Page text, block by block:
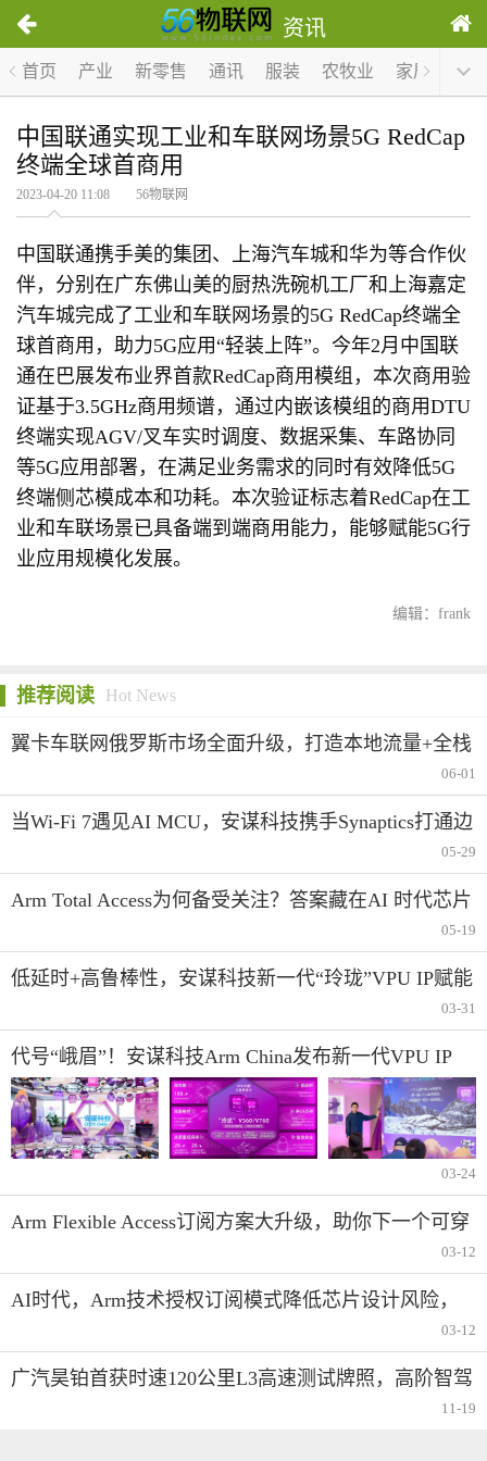
资讯
首页 产业 新零售 通讯 服装 农牧业 家居 医疗
中国联通实现工业和车联网场景5G RedCap
终端全球首商用
2023-04-20 11:08 56物联网
中国联通携手美的集团、上海汽车城和华为等合作伙
伴，分别在广东佛山美的厨热洗碗机工厂和上海嘉定
汽车城完成了工业和车联网场景的5G RedCap终端全
球首商用，助力5G应用“轻装上阵”。今年2月中国联
通在巴展发布业界首款RedCap商用模组，本次商用验
证基于3.5GHz商用频谱，通过内嵌该模组的商用DTU
终端实现AGV/叉车实时调度、数据采集、车路协同
等5G应用部署，在满足业务需求的同时有效降低5G
终端侧芯模成本和功耗。本次验证标志着RedCap在工
业和车联场景已具备端到端商用能力，能够赋能5G行
业应用规模化发展。
编辑：frank
推荐阅读 Hot News
翼卡车联网俄罗斯市场全面升级，打造本地流量+全栈
06-01
当Wi-Fi 7遇见AI MCU，安谋科技携手Synaptics打通边
05-29
Arm Total Access为何备受关注？答案藏在AI 时代芯片
05-19
低延时+高鲁棒性，安谋科技新一代“玲珑”VPU IP赋能
03-31
代号“峨眉”！安谋科技Arm China发布新一代VPU IP
03-24
Arm Flexible Access订阅方案大升级，助你下一个可穿
03-12
AI时代，Arm技术授权订阅模式降低芯片设计风险，
03-12
广汽昊铂首获时速120公里L3高速测试牌照，高阶智驾
11-19